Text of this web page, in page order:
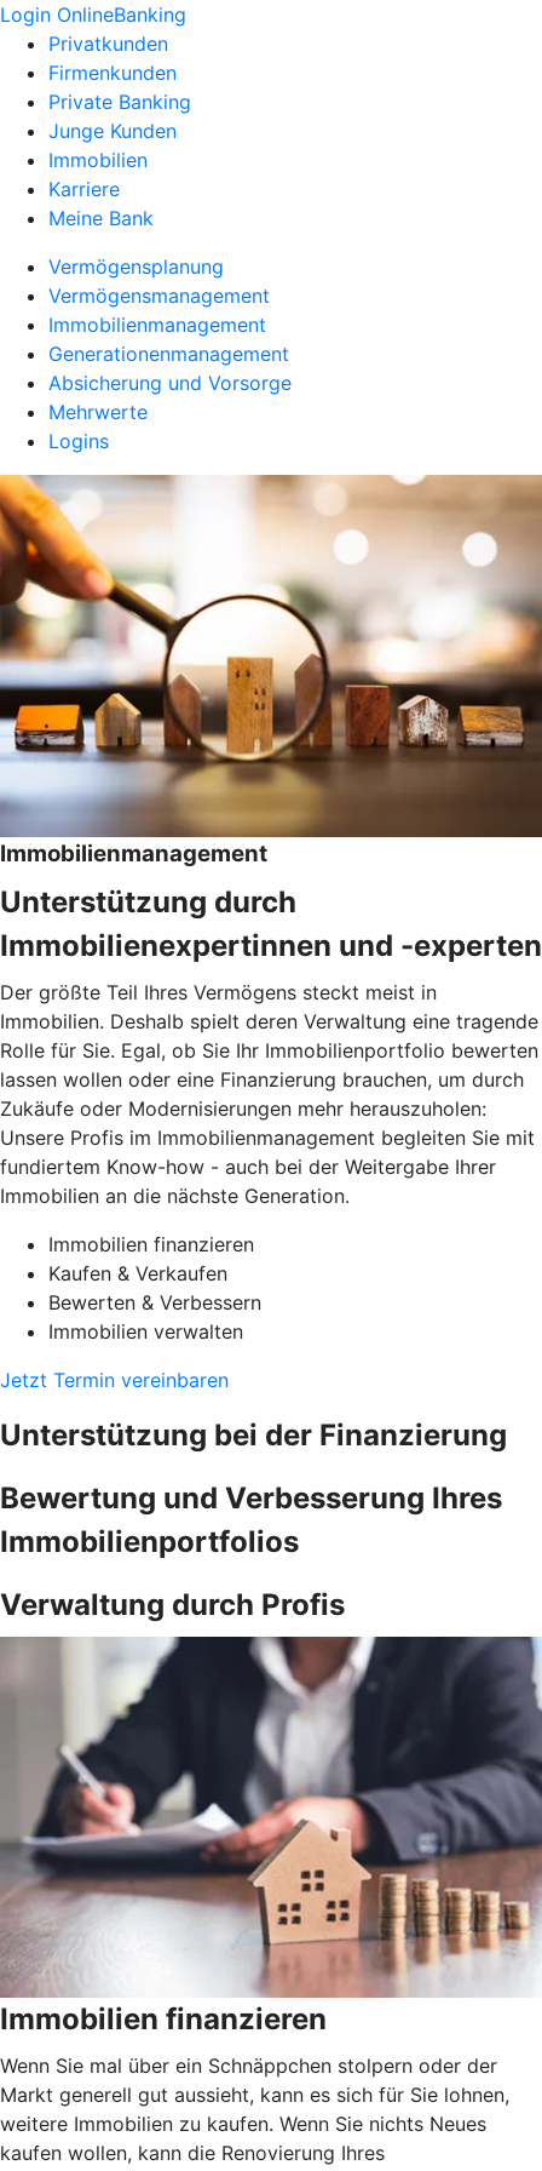
Login OnlineBanking
Privatkunden
Firmenkunden
Private Banking
Junge Kunden
Immobilien
Karriere
Meine Bank
Vermögensplanung
Vermögensmanagement
Immobilienmanagement
Generationenmanagement
Absicherung und Vorsorge
Mehrwerte
Logins
Immobilienmanagement
Unterstützung durch
Immobilienexpertinnen und -experten
Der größte Teil Ihres Vermögens steckt meist in
Immobilien. Deshalb spielt deren Verwaltung eine tragende
Rolle für Sie. Egal, ob Sie Ihr Immobilienportfolio bewerten
lassen wollen oder eine Finanzierung brauchen, um durch
Zukäufe oder Modernisierungen mehr herauszuholen:
Unsere Profis im Immobilienmanagement begleiten Sie mit
fundiertem Know-how - auch bei der Weitergabe Ihrer
Immobilien an die nächste Generation.
Immobilien finanzieren
Kaufen & Verkaufen
Bewerten & Verbessern
Immobilien verwalten
Jetzt Termin vereinbaren
Unterstützung bei der Finanzierung
Bewertung und Verbesserung Ihres
Immobilienportfolios
Verwaltung durch Profis
Immobilien finanzieren
Wenn Sie mal über ein Schnäppchen stolpern oder der
Markt generell gut aussieht, kann es sich für Sie lohnen,
weitere Immobilien zu kaufen. Wenn Sie nichts Neues
kaufen wollen, kann die Renovierung Ihres